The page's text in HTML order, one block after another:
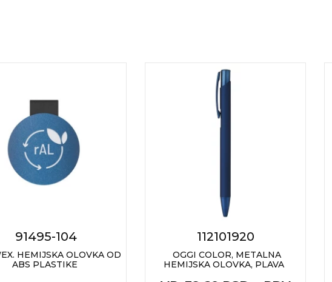
91495-104
HEMIJSKA OLOVKA OD
ABS PLASTIKE
112101920
OGGI COLOR, METALNA
HEMIJSKA OLOVKA, PLAVA